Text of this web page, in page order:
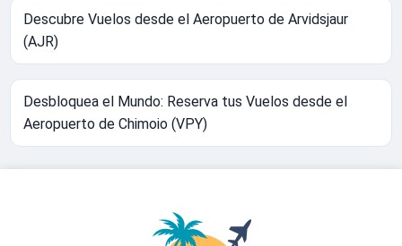
Descubre Vuelos desde el Aeropuerto de Arvidsjaur
(AJR)
Desbloquea el Mundo: Reserva tus Vuelos desde el
Aeropuerto de Chimoio (VPY)